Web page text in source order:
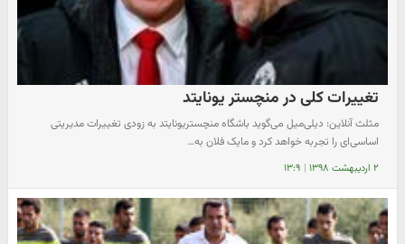
تغییرات کلی در منچستر یونایتد
مثلث آنلاین: دیلی‌میل می‌گوید باشگاه منچستریونایتد به زودی تغییرات مدیریتی
اساسی‌ای را تجربه خواهد کرد و مایک فلان به…
۲ اردیبهشت ۱۳۹۸ | ۱۳:۹